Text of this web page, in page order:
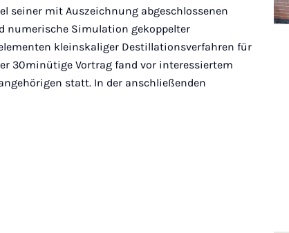
seiner mit Auszeichnung abgeschlossenen
numerische Simulation gekoppelter
kleinskaliger Destillationsverfahren für
30minütige Vortrag fand vor interessiertem
statt. In der anschließenden